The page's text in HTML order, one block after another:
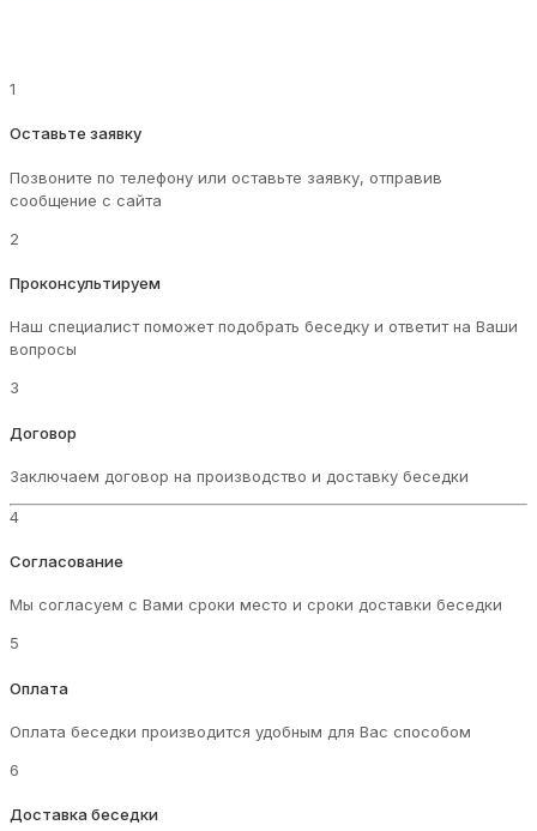
1
Оставьте заявку
Позвоните по телефону или оставьте заявку, отправив
сообщение с сайта
2
Проконсультируем
Наш специалист поможет подобрать беседку и ответит на Ваши
вопросы
3
Договор
Заключаем договор на производство и доставку беседки
4
Согласование
Мы согласуем с Вами сроки место и сроки доставки беседки
5
Оплата
Оплата беседки производится удобным для Вас способом
6
Доставка беседки